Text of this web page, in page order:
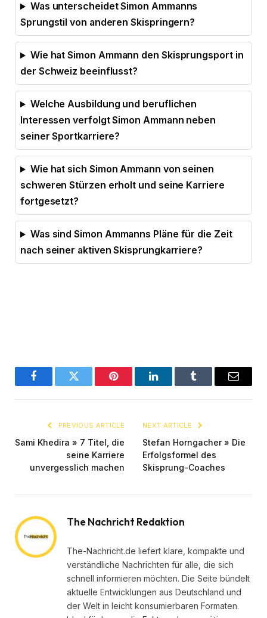
Was unterscheidet Simon Ammanns
Sprungstil von anderen Skispringern?
Wie hat Simon Ammann den Skisprungsport in
der Schweiz beeinflusst?
Welche Ausbildung und beruflichen
Interessen verfolgt Simon Ammann neben
seiner Sportkarriere?
Wie hat sich Simon Ammann von seinen
schweren Stürzen erholt und seine Karriere
fortgesetzt?
Was sind Simon Ammanns Pläne für die Zeit
nach seiner aktiven Skisprungkarriere?
FacebookTwitter Pinterest LinkedInTumblr Email
PREVIOUS ARTICLE
Sami Khedira » 7 Titel, die
seine Karriere
unvergesslich machen
NEXT ARTICLE
Stefan Horngacher » Die
Erfolgsformel des
Skisprung-Coaches
The Nachricht Redaktion
The-Nachricht.de liefert klare, kompakte und
verständliche Nachrichten für alle, die sich
schnell informieren möchten. Die Seite bündelt
aktuelle Entwicklungen aus Deutschland und
der Welt in leicht konsumierbaren Formaten.